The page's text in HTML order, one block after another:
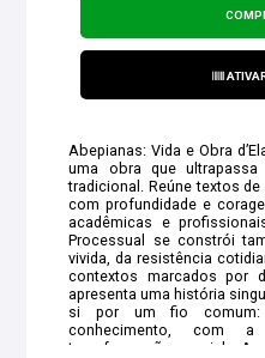
Abepianas: Vida e Obra
uma obra que
tradicional. Reúne textos
com profundidade e
acadêmicas e
Processual se constrói
vivida, da resistência
contextos marcados por
apresenta uma história
si por um fio
conhecimento, com
transformação social.